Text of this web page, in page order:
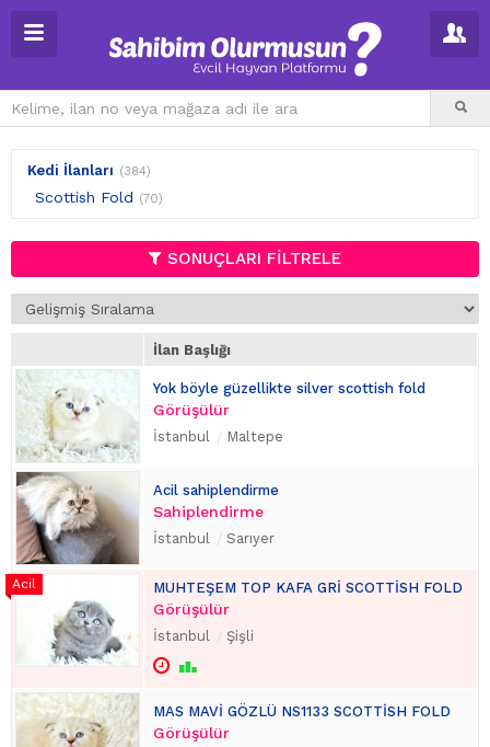
Kedi İlanları (384)
Scottish Fold (70)
SONUÇLARI FİLTRELE
İlan Başlığı
Yok böyle güzellikte silver scottish fold
Görüşülür
İstanbul Maltepe
Acil sahiplendirme
Sahiplendirme
İstanbul Sarıyer
MUHTEŞEM TOP KAFA GRİ SCOTTİSH FOLD
Görüşülür
İstanbul Şişli
MAS MAVİ GÖZLÜ NS1133 SCOTTİSH FOLD
Görüşülür